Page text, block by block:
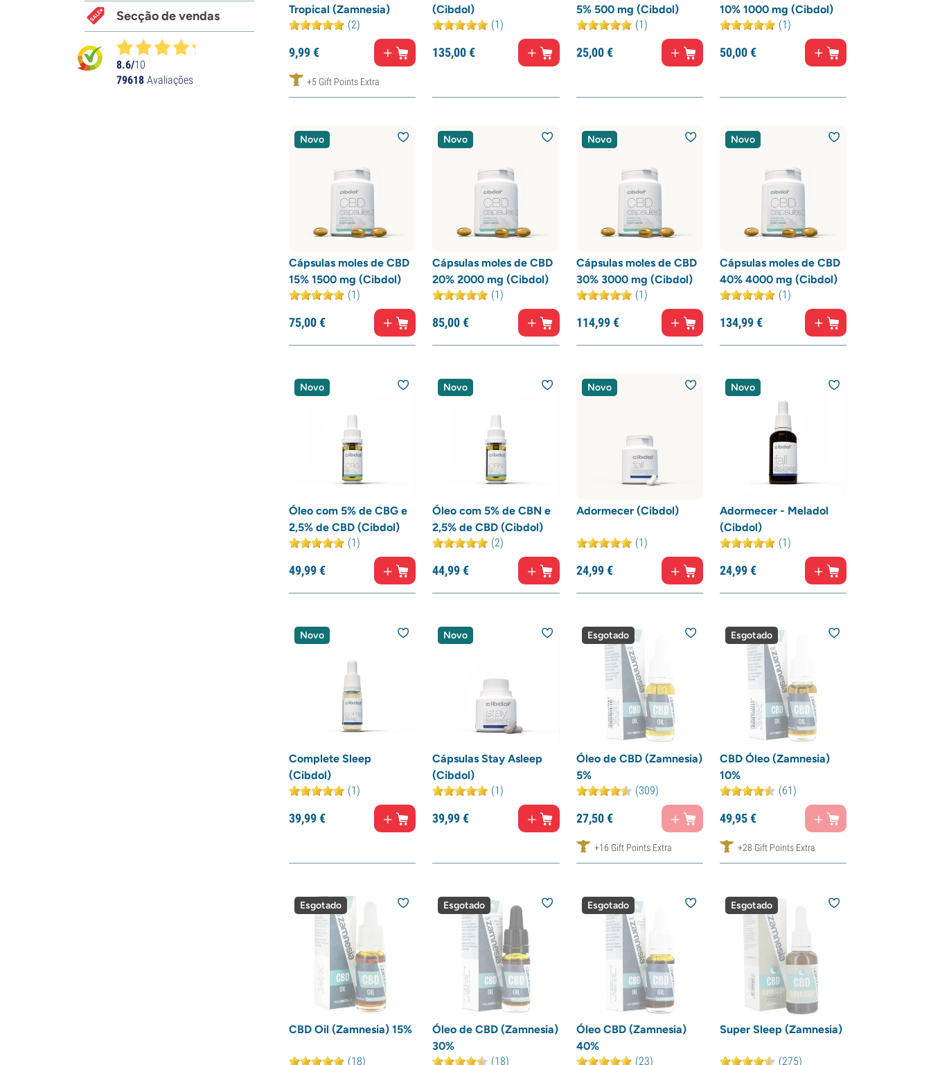
Tropical (Zamnesia)
(2)
9,99€
+5 Gift Points Extra
(Cibdol)
(1)
135,00€
5% 500 mg (Cibdol)
(1)
25,00€
10% 1000 mg (Cibdol)
(1)
50,00€
Novo
Cápsulas moles de CBD
15% 1500 mg (Cibdol)
(1)
75,00€
Novo
Cápsulas moles de CBD
20% 2000 mg (Cibdol)
(1)
85,00€
Novo
Cápsulas moles de CBD
30% 3000 mg (Cibdol)
(1)
114,99€
Novo
Cápsulas moles de CBD
40% 4000 mg (Cibdol)
(1)
134,99€
Novo
Óleo com 5% de CBG e
2,5% de CBD (Cibdol)
(1)
49,99€
Novo
Óleo com 5% de CBN e
2,5% de CBD (Cibdol)
(2)
44,99€
Novo
Adormecer (Cibdol)
(1)
24,99€
Novo
Adormecer - Meladol
(Cibdol)
(1)
24,99€
Novo
Complete Sleep
(Cibdol)
(1)
39,99€
Novo
Cápsulas Stay Asleep
(Cibdol)
(1)
39,99€
Esgotado
Óleo de CBD (Zamnesia)
5%
(309)
27,50€
+16 Gift Points Extra
Esgotado
CBD Óleo (Zamnesia)
10%
(61)
49,95€
+28 Gift Points Extra
Esgotado
CBD Oil (Zamnesia) 15%
(18)
Esgotado
Óleo de CBD (Zamnesia)
30%
(18)
Esgotado
Óleo CBD (Zamnesia)
40%
(23)
Esgotado
Super Sleep (Zamnesia)
(275)
Secção de vendas
8.6/10
79618 Avaliações